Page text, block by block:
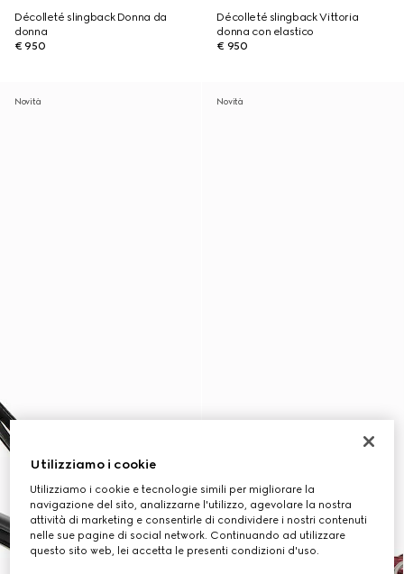
Décolleté slingback Donna da
donna
€ 950
Décolleté slingback Vittoria
donna con elastico
€ 950
Novità Novità
Utilizziamo i cookie
Utilizziamo i cookie e tecnologie simili per migliorare la
navigazione del sito, analizzarne l'utilizzo, agevolare la nostra
attività di marketing e consentirle di condividere i nostri contenuti
nelle sue pagine di social network. Continuando ad utilizzare
questo sito web, lei accetta le presenti condizioni d'uso.